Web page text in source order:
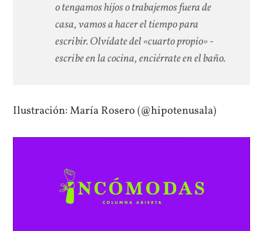
o tengamos hijos o trabajemos fuera de
casa, vamos a hacer el tiempo para
escribir. Olvídate del «cuarto propio» -
escribe en la cocina, enciérrate en el baño.
Ilustración: María Rosero (@hipotenusala)